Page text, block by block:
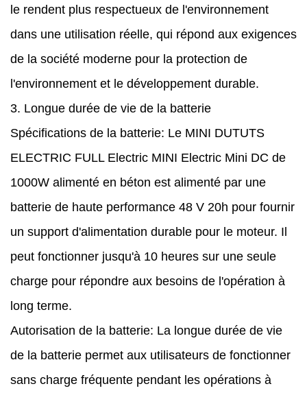
le rendent plus respectueux de l'environnement
dans une utilisation réelle, qui répond aux exigences
de la société moderne pour la protection de
l'environnement et le développement durable.
3. Longue durée de vie de la batterie
Spécifications de la batterie: Le MINI DUTUTS
ELECTRIC FULL Electric MINI Electric Mini DC de
1000W alimenté en béton est alimenté par une
batterie de haute performance 48 V 20h pour fournir
un support d'alimentation durable pour le moteur. Il
peut fonctionner jusqu'à 10 heures sur une seule
charge pour répondre aux besoins de l'opération à
long terme.
Autorisation de la batterie: La longue durée de vie
de la batterie permet aux utilisateurs de fonctionner
sans charge fréquente pendant les opérations à